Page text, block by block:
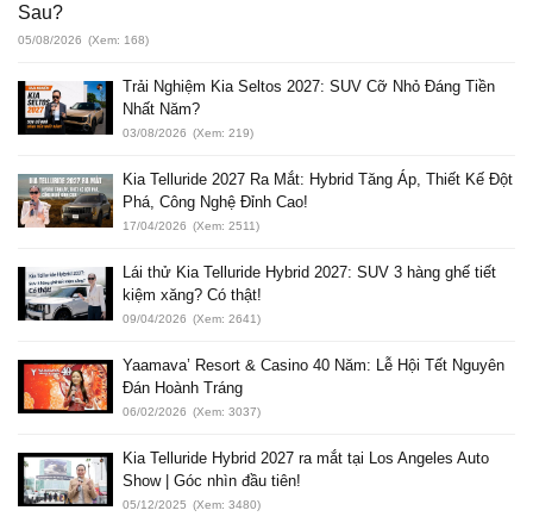
Sau?
05/08/2026 (Xem: 168)
Trải Nghiệm Kia Seltos 2027: SUV Cỡ Nhỏ Đáng Tiền
Nhất Năm?
03/08/2026 (Xem: 219)
Kia Telluride 2027 Ra Mắt: Hybrid Tăng Áp, Thiết Kế Đột
Phá, Công Nghệ Đỉnh Cao!
17/04/2026 (Xem: 2511)
Lái thử Kia Telluride Hybrid 2027: SUV 3 hàng ghế tiết
kiệm xăng? Có thật!
09/04/2026 (Xem: 2641)
Yaamava’ Resort & Casino 40 Năm: Lễ Hội Tết Nguyên
Đán Hoành Tráng
06/02/2026 (Xem: 3037)
Kia Telluride Hybrid 2027 ra mắt tại Los Angeles Auto
Show | Góc nhìn đầu tiên!
05/12/2025 (Xem: 3480)